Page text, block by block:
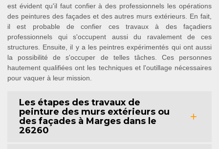
est évident qu'il faut confier à des professionnels les opérations
des peintures des façades et des autres murs extérieurs. En fait,
il est probable de confier ces travaux à des façadiers
professionnels qui s'occupent aussi du ravalement de ces
structures. Ensuite, il y a les peintres expérimentés qui ont aussi
la possibilité de s'occuper de telles tâches. Ces personnes
hautement qualifiées ont les techniques et l'outillage nécessaires
pour vaquer à leur mission.
Les étapes des travaux de
peinture des murs extérieurs ou
des façades à Marges dans le
26260